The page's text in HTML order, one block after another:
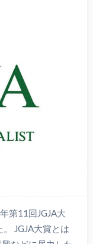
第11回JGJA大
JGJA大賞とは